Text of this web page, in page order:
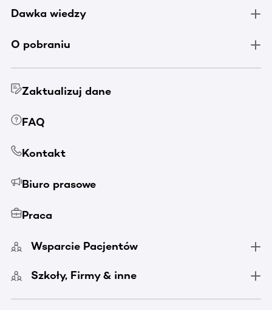
Dawka wiedzy
O pobraniu
Zaktualizuj dane
FAQ
Kontakt
Biuro prasowe
Praca
Wsparcie Pacjentów
Szkoły, Firmy & inne